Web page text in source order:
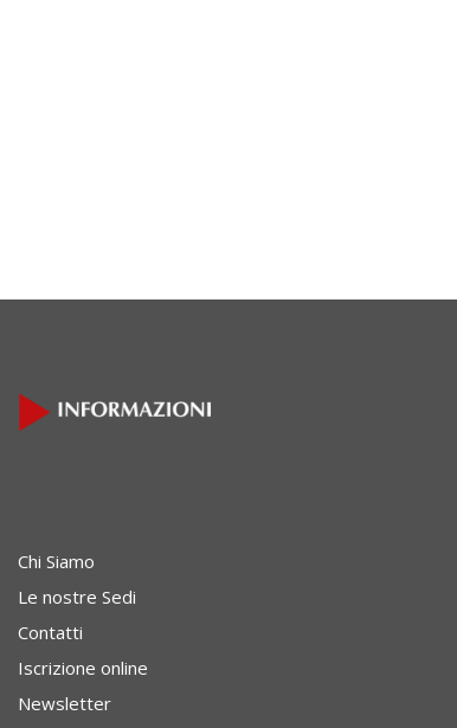
Chi Siamo
Le nostre Sedi
Contatti
Iscrizione online
Newsletter